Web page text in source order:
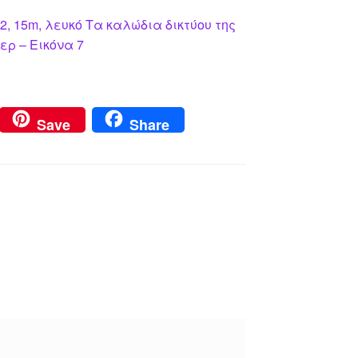
15m, λευκό Τα καλώδια δικτύου της
– Εικόνα 7
Save Share